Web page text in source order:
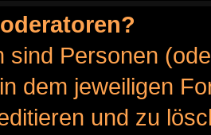
sind Personen
dem jeweiligen
und zu